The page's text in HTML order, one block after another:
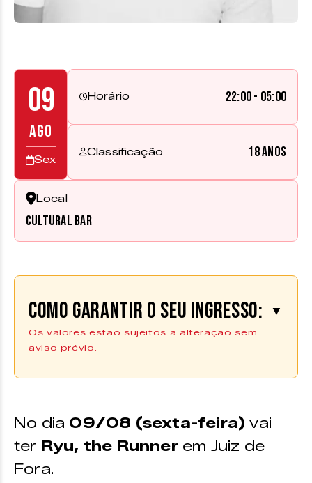
09
AGO
Sex
Horário 22:00 - 05:00
Classificação 18 anos
Local
Cultural Bar
Como garantir o seu ingresso: ▼
Os valores estão sujeitos a alteração sem
aviso prévio.
Cultural.
VALORES
No dia 09/08 (sexta-feira) vai
ter Ryu, the Runnerem Juiz de
Fora.